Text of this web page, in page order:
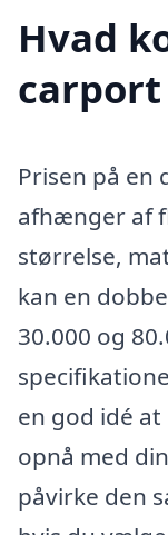
Hvad
Prisen på en
afhænger af
størrelse,
kan en
30.000 og
en god idé
opnå med
påvirke den